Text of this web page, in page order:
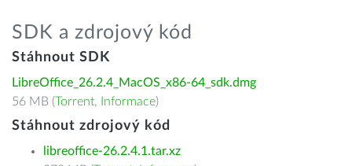
SDK a zdrojový kód
Stáhnout SDK
LibreOffice_26.2.4_MacOS_x86-64_sdk.dmg
56 MB (Torrent, Informace)
Stáhnout zdrojový kód
libreoffice-26.2.4.1.tar.xz